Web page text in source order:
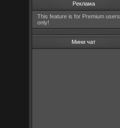
Реклама
This feature is for Premium users
only!
Мини чат